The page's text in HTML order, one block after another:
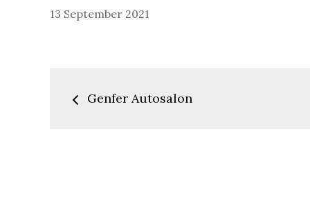
Posted
13 September 2021
Genfer Autosalon